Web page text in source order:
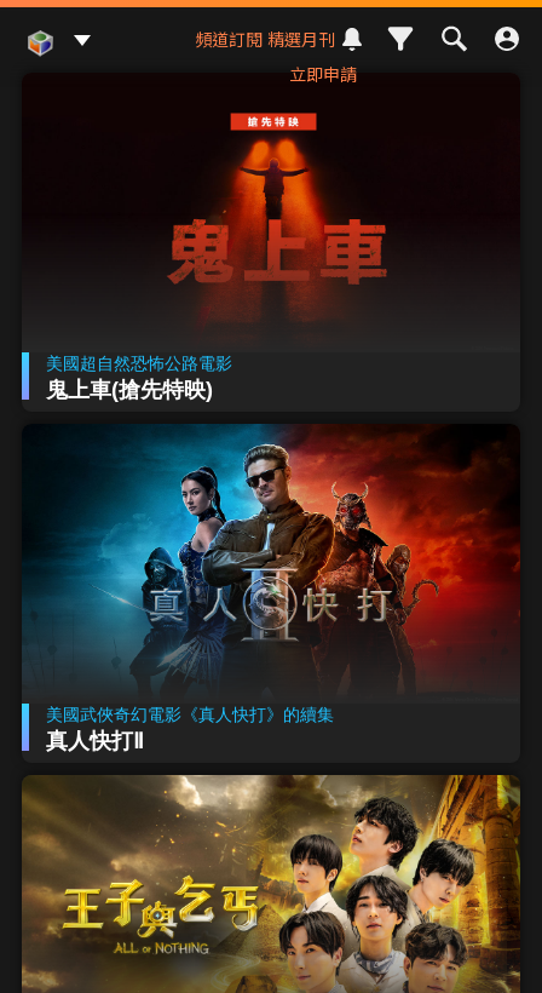
Mod Web頻道訂閱
立即申請
精選月刊
美國超自然恐怖公路電影
鬼上車(搶先特映)
美國武俠奇幻電影《真人快打》的續集
真人快打Ⅱ